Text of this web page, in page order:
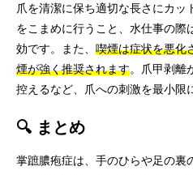
爪を清潔に保ち適切な長さにカッ
をこまめに行うこと、水仕事の際
効です。また、 喫煙は症状を悪化
煙が強く推奨されます。爪甲剥離
控えるなど、爪への刺激を最小限
🔍 まとめ
掌蹠膿疱症は、手のひらや足の裏